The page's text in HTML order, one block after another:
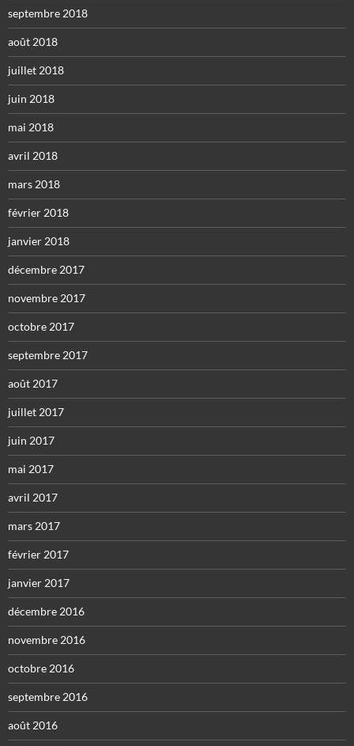
septembre 2018
août 2018
juillet 2018
juin 2018
mai 2018
avril 2018
mars 2018
février 2018
janvier 2018
décembre 2017
novembre 2017
octobre 2017
septembre 2017
août 2017
juillet 2017
juin 2017
mai 2017
avril 2017
mars 2017
février 2017
janvier 2017
décembre 2016
novembre 2016
octobre 2016
septembre 2016
août 2016